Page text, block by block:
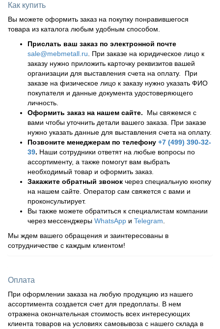
Как купить
Вы можете оформить заказ на покупку понравившегося
товара из каталога любым удобным способом.
Прислать ваш заказ по электронной почте
sale@mebmetall.ru . При заказе на юридическое лицо к
заказу нужно приложить карточку реквизитов вашей
организации для выставления счета на оплату. При
заказе на физическое лицо к заказу нужно указать ФИО
покупателя и данные документа удостоверяющего
личность.
Оформить заказ на нашем сайте. Мы свяжемся с
вами чтобы уточнить детали вашего заказа. При заказе
нужно указать данные для выставления счета на оплату.
Позвоните менеджерам по телефону +7 (499) 390-32-
39. Наши сотрудники ответят на любые вопросы по
ассортименту, а также помогут вам выбрать
необходимый товар и оформить заказ.
Закажите обратный звонок через специальную кнопку
на нашем сайте. Оператор сам свяжется с вами и
проконсультирует.
Вы также можете обратиться к специалистам компании
через мессенджеры WhatsApp и Telegram
Мы ждем вашего обращения и заинтересованы в
сотрудничестве с каждым клиентом!
Оплата
При оформлении заказа на любую продукцию из нашего
ассортимента создается счет для предоплаты. В нем
отражена окончательная стоимость всех интересующих
клиента товаров на условиях самовывоза с нашего склада в